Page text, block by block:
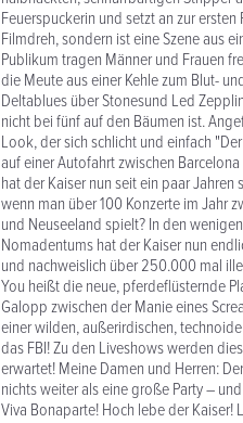
Feuerspuckerin und setzt an zur
Filmdreh, sondern ist eine Szene aus
Publikum tragen Männer und Frauen
die Meute aus einer Kehle zum Blut-
Deltablues über Stonesund Led
nicht bei fünf auf den Bäumen ist.
Look, der sich schlicht und einfach
auf einer Autofahrt zwischen
hat der Kaiser nun seit ein paar
wenn man über 100 Konzerte im Jahr
und Neuseeland spielt? In den
Nomadentums hat der Kaiser nun
und nachweislich über 250.000 mal
You heißt die neue, pferdeflüsternde
Galopp zwischen der Manie eines
einer wilden, außerirdischen,
das FBI! Zu den Liveshows werden
erwartet! Meine Damen und Herren:
nichts weiter als eine große Party –
Viva Bonaparte! Hoch lebe der Kaiser!